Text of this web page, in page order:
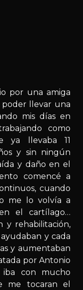
por una amiga
poder llevar una
mis días en
como
ya llevaba 11
y sin ningún
y daño en el
comencé a
cuando
me lo volvía a
el cartílago…
y rehabilitación,
y cada
y aumentaban
por Antonio
con mucho
me tocaran el